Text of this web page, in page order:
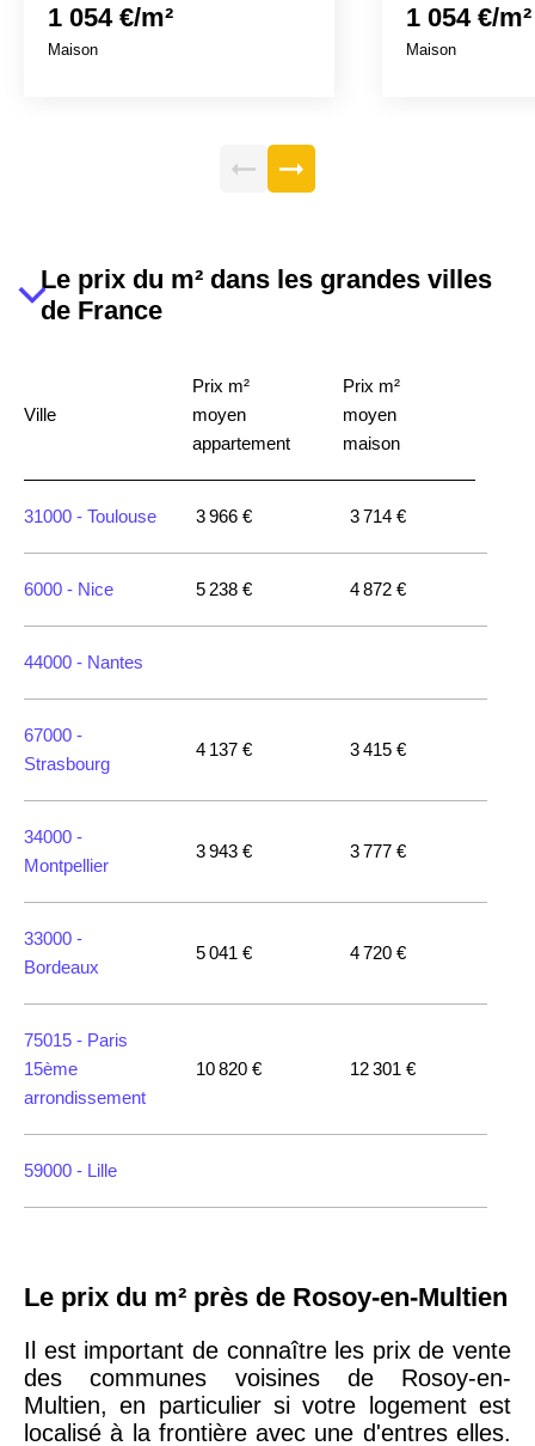
1 054 €/m²
Maison
1 054 €/m²
Maison
Le prix du m² dans les grandes villes
de France
Ville
Prix m²
moyen
appartement
Prix m²
moyen
maison
31000 - Toulouse 3 966 € 3 714 €
6000 - Nice 5 238 € 4 872 €
44000 - Nantes
67000 -
Strasbourg
4 137 € 3 415 €
34000 -
Montpellier
3 943 € 3 777 €
33000 -
Bordeaux
5 041 € 4 720 €
75015 - Paris
15ème
arrondissement
10 820 € 12 301 €
59000 - Lille
75018 -
18ème
arrondissement
10 114 € 11 322 €
Le prix du m² près de Rosoy-en-Multien
Il est important de connaître les prix de vente
des communes voisines de Rosoy-en-
Multien, en particulier si votre logement est
localisé à la frontière avec une d'entres elles.